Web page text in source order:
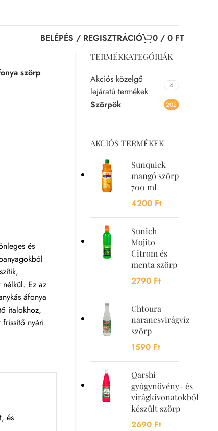
BELÉPÉS / REGISZTRÁCIÓ 0 / 0 FT
szörp
és
nélkül. Ez az
áfonya
italokhoz,
frissítő nyári
és
TERMÉKKATEGÓRIÁK
Akciós közelgő
lejáratú termékek
4
Szörpök 202
AKCIÓS TERMÉKEK
Sunquick
mangó szörp
700 ml
4200 Ft
Sunich
Mojito
Citrom és
menta szörp
2790 Ft
Chtoura
narancsvirágvíz
szörp
1590 Ft
Qarshi
gyógynövény- és
virágkivonatokból
készült szörp
2690 Ft